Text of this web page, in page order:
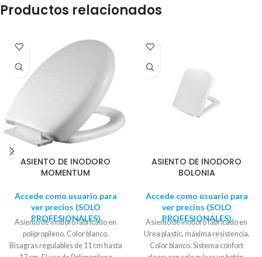
Productos relacionados
ASIENTO DE INODORO
MOMENTUM
Accede como usuario para
ver precios (SOLO
PROFESIONALES)
Asiento de inodoro fabricado en
polipropileno. Color blanco.
Bisagras regulables de 11 cm hasta
ASIENTO DE INODORO
BOLONIA
Accede como usuario para
ver precios (SOLO
PROFESIONALES)
Asiento de inodoro fabricado en
Urea plastic, máxima resistencia.
Color blanco. Sistema confort